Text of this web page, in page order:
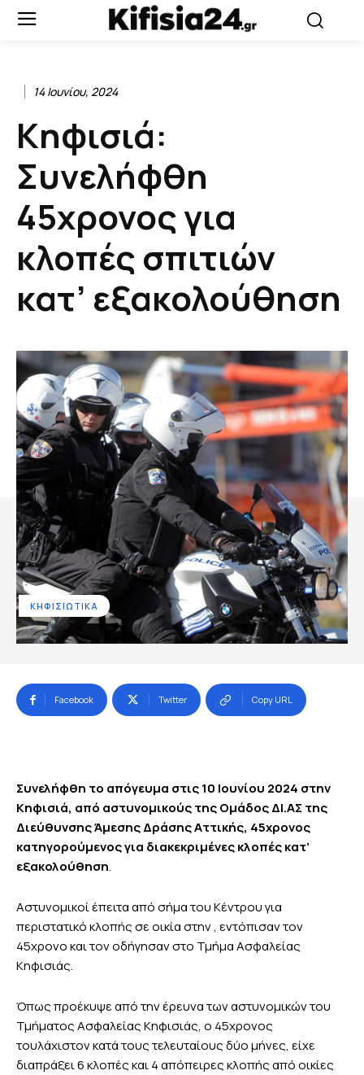
14 Ιουνίου, 2024
Κηφισιά:
Συνελήφθη
45χρονος για
κλοπές σπιτιών
κατ’ εξακολούθηση
ΚΗΦΙΣΙΩΤΙΚΑ
Facebook Twitter Copy URL
Συνελήφθη το απόγευμα στις 10 Ιουνίου 2024 στην
Κηφισιά, από αστυνομικούς της Ομάδος ΔΙ.ΑΣ της
Διεύθυνσης Άμεσης Δράσης Αττικής, 45χρονος
κατηγορούμενος για διακεκριμένες κλοπές κατ’
εξακολούθηση.
Αστυνομικοί έπειτα από σήμα του Κέντρου για
περιστατικό κλοπής σε οικία στην , εντόπισαν τον
45χρονο και τον οδήγησαν στο Τμήμα Ασφαλείας
Κηφισιάς.
Όπως προέκυψε από την έρευνα των αστυνομικών του
Τμήματος Ασφαλείας Κηφισιάς, ο 45χρονος
τουλάχιστον κατά τους τελευταίους δύο μήνες, είχε
διαπράξει 6 κλοπές και 4 απόπειρες κλοπής από οικίες